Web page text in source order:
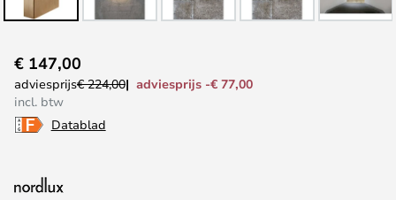
naar
het
begin
van
afbeeldingen-
€ 147,00
adviesprijs€ 224,00
adviesprijs -€ 77,00
incl. btw
Datablad